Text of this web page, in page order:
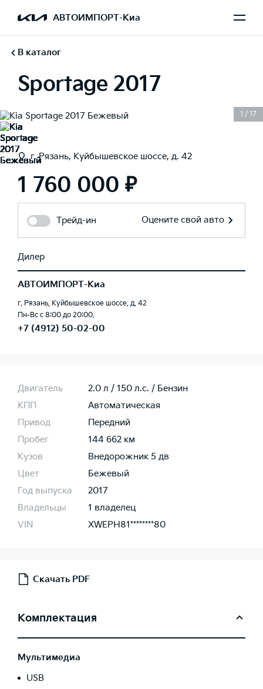
АВТОИМПОРТ-Киа
В каталог
Sportage 2017
1 / 17
г. Рязань, Куйбышевское шоссе, д. 42
1 760 000 ₽
Трейд-ин Оцените свой авто
Дилер
АВТОИМПОРТ-Киа
г. Рязань, Куйбышевское шоссе, д. 42
Пн-Вс с 8:00 до 20:00.
+7 (4912) 50-02-00
Двигатель
2.0 л / 150 л.c. / Бензин
КПП
Автоматическая
Привод
Передний
Пробег
144 662 км
Кузов
Внедорожник 5 дв
Цвет
Бежевый
Год выпуска
2017
Владельцы
1 владелец
VIN
XWEPH81********80
Скачать PDF
Комплектация
Мультимедиа
USB